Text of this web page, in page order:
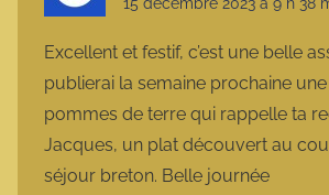
Excellent et festif, c’est une belle
publierai la semaine prochaine
pommes de terre qui rappelle ta
Jacques, un plat découvert au
séjour breton. Belle journée